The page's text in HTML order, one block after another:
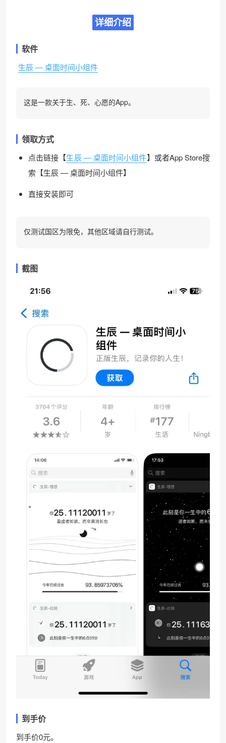
详细介绍
软件
生辰 — 桌面时间小组件
这是一款关于生、死、心愿的App。
领取方式
点击链接【生辰 — 桌面时间小组件】或者App Store搜
索【生辰 — 桌面时间小组件】
直接安装即可
仅测试国区为限免，其他区域请自行测试。
截图
到手价
到手价0元。